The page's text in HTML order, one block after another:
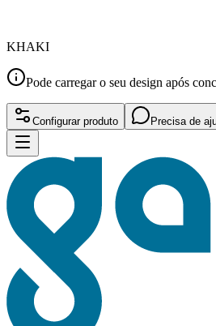
KHAKI
Pode carregar o seu design após
Configurar produto Precisa de